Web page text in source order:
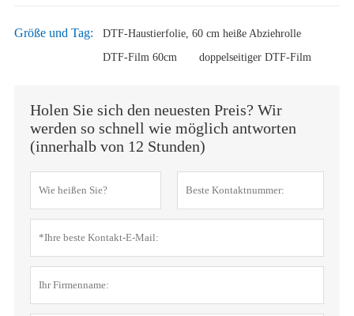
Größe und Tag:
DTF-Haustierfolie, 60 cm heiße Abziehrolle
DTF-Film 60cm
doppelseitiger DTF-Film
Holen Sie sich den neuesten Preis? Wir
werden so schnell wie möglich antworten
(innerhalb von 12 Stunden)